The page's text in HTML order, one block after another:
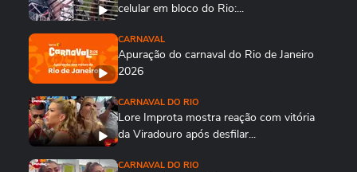
celular em bloco do Rio:...
CARNAVAL
Apuração do carnaval do Rio de Janeiro
2026
CARNAVAL DO RIO
Lore Improta mostra reação com vitória
da Viradouro após desfilar...
CARNAVAL DO RIO